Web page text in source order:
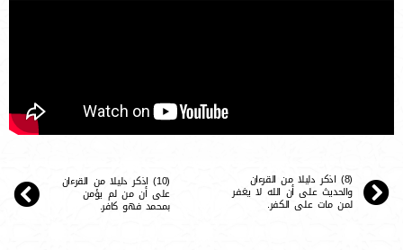
(8) اذكر دليلا من القرءان
والحديث على أن الله لا يغفر
لمن مات على الكفر.
(10) اذكر دليلا من القرءان
على أن من لم يؤمن
بمحمد فهو كافر.